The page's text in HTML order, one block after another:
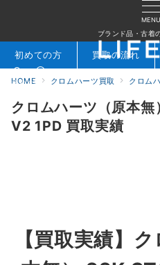
MENU
ブランド品・古着
検索 お問合せ
初めての方 買取の流れ
HOME クロムハーツ買取 クロムハーツ
クロムハーツ（原本
V2 1PD 買取実績
【買取実績】 ク